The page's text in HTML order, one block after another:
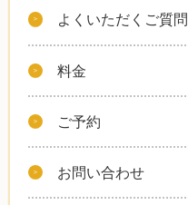
よくいただくご質問
料金
ご予約
お問い合わせ